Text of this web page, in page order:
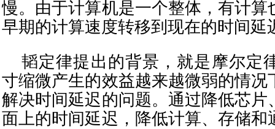
慢。由于计算机是一个整体，有计算
早期的计算速度转移到现在的时间延
韬定律提出的背景，就是摩尔定
寸缩微产生的效益越来越微弱的情况
解决时间延迟的问题。通过降低芯片
面上的时间延迟，降低计算、存储和